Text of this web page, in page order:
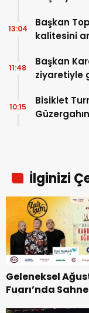
Başkan
kalitesini
13:04
Başkan
ziyaretiyle
11:48
Bisiklet
10:15
İlginizi
Geleneksel
Fuarı’nda Sahne